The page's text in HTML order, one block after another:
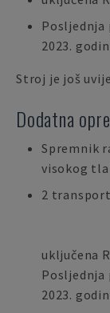
Posljednja
2023.
Stroj je još
Dodatna
Spremnik
visokog
2
uključena
Posljednja
2023.